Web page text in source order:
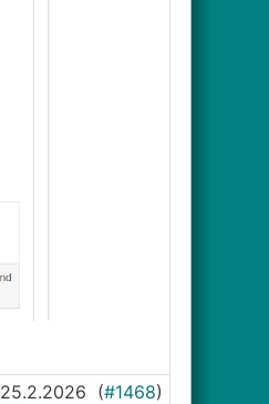
25.2.2026 (#1468)